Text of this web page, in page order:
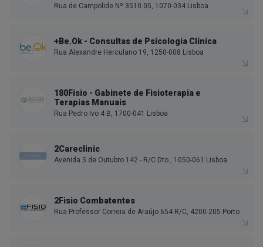
Rua de Campolide Nº 3510.05, 1070-034 Lisboa
+Be.Ok - Consultas de Psicologia Clínica
Rua Alexandre Herculano 19, 1250-008 Lisboa
180Fisio - Gabinete de Fisioterapia e
Terapias Manuais
Rua Pedro Ivo 4 B, 1700-041 Lisboa
2Careclinic
Avenida 5 de Outubro 142 - R/C Dto., 1050-061 Lisboa
2Fisio Combatentes
Rua Professor Correia de Araújo 654 R/C, 4200-205 Porto